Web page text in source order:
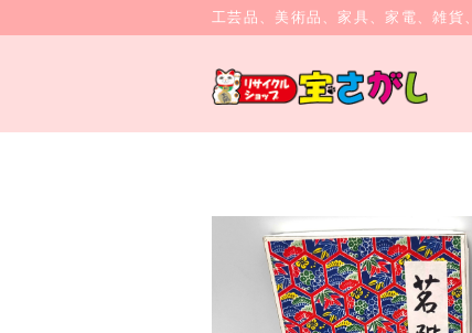
工芸品、美術品、家具、家電、雑貨